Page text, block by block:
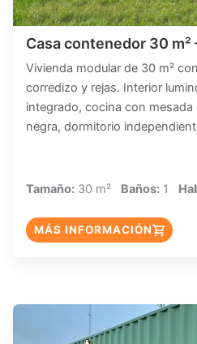
Casa contenedor 30
Vivienda modular de 30 m²
corredizo y rejas. Interior
integrado, cocina con mesada
negra, dormitorio
Tamaño: 30 m² Baños: 1
MÁS INFORMACIÓN